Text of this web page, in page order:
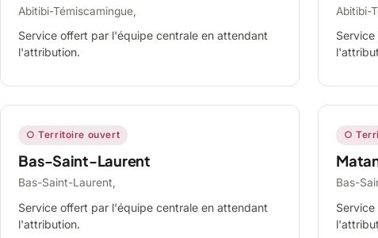
Abitibi-Témiscamingue,
Service offert par l'équipe centrale en attendant
l'attribution.
Abitibi-
○ Territoire ouvert
Bas-Saint-Laurent
Bas-Saint-Laurent,
Service offert par l'équipe centrale en attendant
l'attribution.
○
Bas-